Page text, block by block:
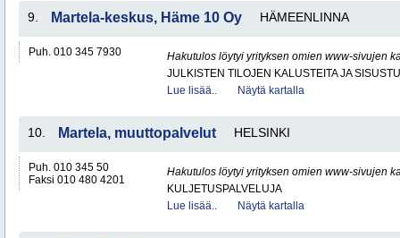
9. Martela-keskus, Häme 10 Oy HÄMEENLINNA
Puh. 010 345 7930
Hakutulos löytyi yrityksen omien www-sivujen
JULKISTEN TILOJEN KALUSTEITA JA
Lue lisää..
Näytä kartalla
10. Martela, muuttopalvelut HELSINKI
Puh. 010 345 50
Faksi 010 480 4201
Hakutulos löytyi yrityksen omien www-sivujen
KULJETUSPALVELUJA
Lue lisää..
Näytä kartalla